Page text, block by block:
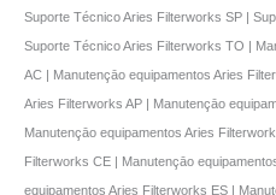
Suporte Técnico Aries Filterworks SP |
Suporte Técnico Aries Filterworks TO |
AC | Manutençāo equipamentos Aries
Aries Filterworks AP | Manutençāo
Manutençāo equipamentos Aries
Filterworks CE | Manutençāo
equipamentos Aries Filterworks ES |